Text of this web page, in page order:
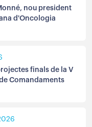
nou president
d'Oncologia
finals de la V
Comandaments